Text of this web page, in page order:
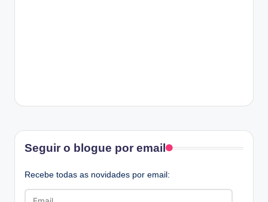
Seguir o blogue por email
Recebe todas as novidades por email: